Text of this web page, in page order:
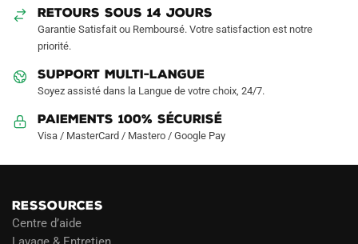
sur
page
produit
la
RETOURS SOUS 14 JOURS
Garantie Satisfait ou Remboursé. Votre satisfaction est notre
priorité.
SUPPORT MULTI-LANGUE
Soyez assisté dans la Langue de votre choix, 24/7.
Paiements 100% Sécurisé
Visa / MasterCard / Mastero / Google Pay
RESSOURCES
Centre d’aide